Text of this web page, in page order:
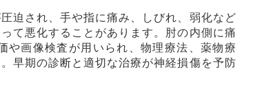
迫され、手や指に痛み、しびれ、弱化など
て悪化することがあります。肘の内側に痛
や画像検査が用いられ、物理療法、薬物療
早期の診断と適切な治療が神経損傷を予防